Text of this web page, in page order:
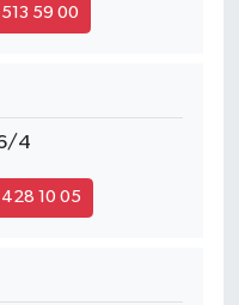
59 00
4
10 05